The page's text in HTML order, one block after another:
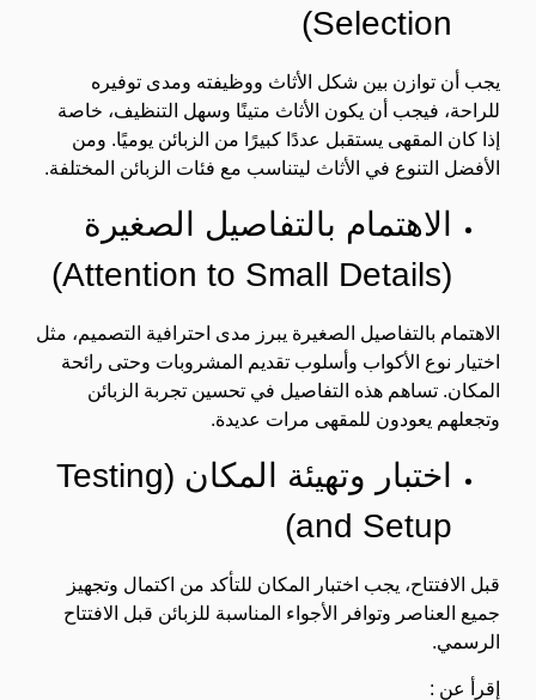
Selection)
يجب أن توازن بين شكل الأثاث ووظيفته ومدى توفيره
للراحة، فيجب أن يكون الأثاث متينًا وسهل التنظيف، خاصة
إذا كان المقهى يستقبل عددًا كبيرًا من الزبائن يوميًا. ومن
الأفضل التنوع في الأثاث ليتناسب مع فئات الزبائن المختلفة.
الاهتمام بالتفاصيل الصغيرة
(Attention to Small Details)
الاهتمام بالتفاصيل الصغيرة يبرز مدى احترافية التصميم، مثل
اختيار نوع الأكواب وأسلوب تقديم المشروبات وحتى رائحة
المكان. تساهم هذه التفاصيل في تحسين تجربة الزبائن
وتجعلهم يعودون للمقهى مرات عديدة.
اختبار وتهيئة المكان (Testing
and Setup)
قبل الافتتاح، يجب اختبار المكان للتأكد من اكتمال وتجهيز
جميع العناصر وتوافر الأجواء المناسبة للزبائن قبل الافتتاح
الرسمي.
إقرأ عن :